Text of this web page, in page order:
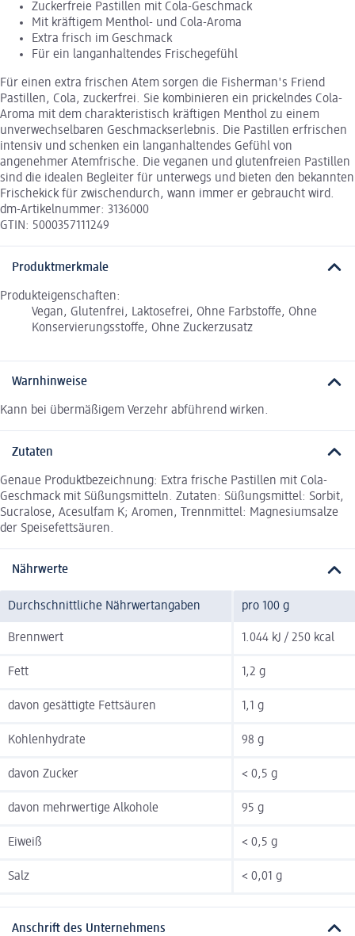
Zuckerfreie Pastillen mit Cola-Geschmack
Mit kräftigem Menthol- und Cola-Aroma
Extra frisch im Geschmack
Für ein langanhaltendes Frischegefühl
Für einen extra frischen Atem sorgen die Fisherman's Friend
Pastillen, Cola, zuckerfrei. Sie kombinieren ein prickelndes Cola-
Aroma mit dem charakteristisch kräftigen Menthol zu einem
unverwechselbaren Geschmackserlebnis. Die Pastillen erfrischen
intensiv und schenken ein langanhaltendes Gefühl von
angenehmer Atemfrische. Die veganen und glutenfreien Pastillen
sind die idealen Begleiter für unterwegs und bieten den bekannten
Frischekick für zwischendurch, wann immer er gebraucht wird.
dm-Artikelnummer: 3136000
GTIN: 5000357111249
Produktmerkmale
Produkteigenschaften:
Vegan, Glutenfrei, Laktosefrei, Ohne Farbstoffe, Ohne
Konservierungsstoffe, Ohne Zuckerzusatz
Warnhinweise
Kann bei übermäßigem Verzehr abführend wirken.
Zutaten
Genaue Produktbezeichnung: Extra frische Pastillen mit Cola-
Geschmack mit Süßungsmitteln. Zutaten: Süßungsmittel: Sorbit,
Sucralose, Acesulfam K; Aromen, Trennmittel: Magnesiumsalze
der Speisefettsäuren.
Nährwerte
Durchschnittliche Nährwertangaben pro 100 g
Brennwert 1.044 kJ / 250 kcal
Fett 1,2 g
davon gesättigte Fettsäuren 1,1 g
Kohlenhydrate 98 g
davon Zucker < 0,5 g
davon mehrwertige Alkohole 95 g
Eiweiß < 0,5 g
Salz < 0,01 g
Anschrift des Unternehmens